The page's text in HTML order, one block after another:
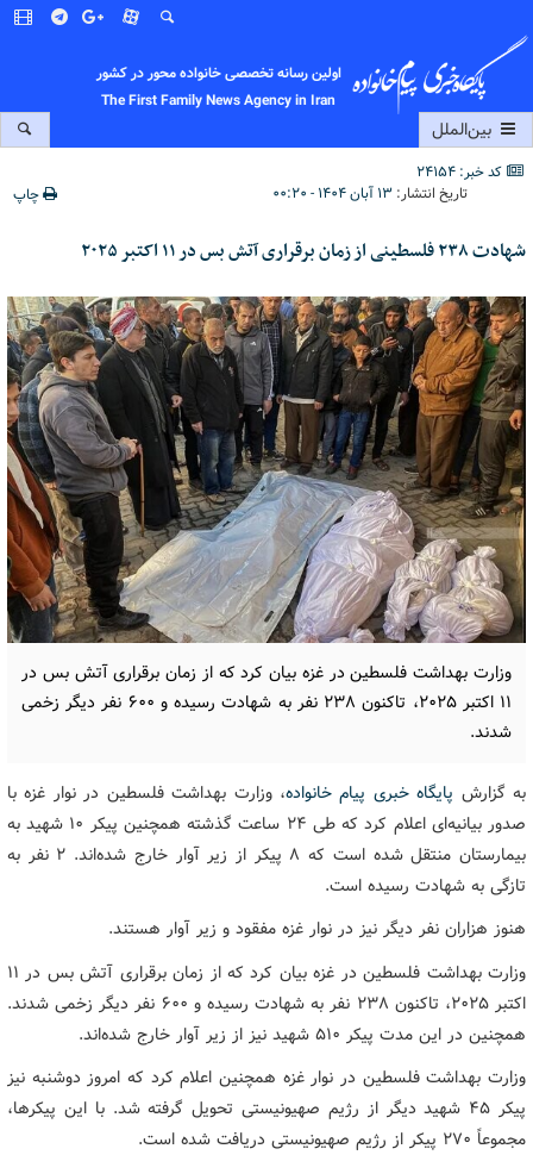
اولین رسانه تخصصی خانواده محور در کشور
The First Family News Agency in Iran
بین‌الملل
کد خبر: 24154
تاریخ انتشار:۱۳ آبان ۱۴۰۴ - ۰۰:۲۰ چاپ
شهادت ۲۳۸ فلسطینی از زمان برقراری آتش بس در ۱۱ اکتبر ۲۰۲۵
وزارت بهداشت فلسطین در غزه بیان کرد که از زمان برقراری آتش بس در
۱۱ اکتبر ۲۰۲۵، تاکنون ۲۳۸ نفر به شهادت رسیده و ۶۰۰ نفر دیگر زخمی
شدند.
به گزارش پایگاه خبری پیام خانواده، وزارت بهداشت فلسطین در نوار غزه با
صدور بیانیه‌ای اعلام کرد که طی ۲۴ ساعت گذشته همچنین پیکر ۱۰ شهید به
بیمارستان منتقل شده است که ۸ پیکر از زیر آوار خارج شده‌اند. ۲ نفر به
تازگی به شهادت رسیده است.
هنوز هزاران نفر دیگر نیز در نوار غزه مفقود و زیر آوار هستند.
وزارت بهداشت فلسطین در غزه بیان کرد که از زمان برقراری آتش بس در ۱۱
اکتبر ۲۰۲۵، تاکنون ۲۳۸ نفر به شهادت رسیده و ۶۰۰ نفر دیگر زخمی شدند.
همچنین در این مدت پیکر ۵۱۰ شهید نیز از زیر آوار خارج شده‌اند.
وزارت بهداشت فلسطین در نوار غزه همچنین اعلام کرد که امروز دوشنبه نیز
پیکر ۴۵ شهید دیگر از رژیم صهیونیستی تحویل گرفته شد. با این پیکرها،
مجموعاً ۲۷۰ پیکر از رژیم صهیونیستی دریافت شده است.